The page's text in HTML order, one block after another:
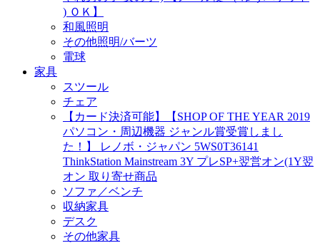
) ＯＫ】
和風照明
その他照明/バーツ
電球
家具
スツール
チェア
【カード決済可能】【SHOP OF THE YEAR 2019
パソコン・周辺機器 ジャンル賞受賞しまし
た！】 レノボ・ジャパン 5WS0T36141
ThinkStation Mainstream 3Y プレSP+翌営オン(1Y翌
オン 取り寄せ商品
ソファ／ベンチ
収納家具
デスク
その他家具